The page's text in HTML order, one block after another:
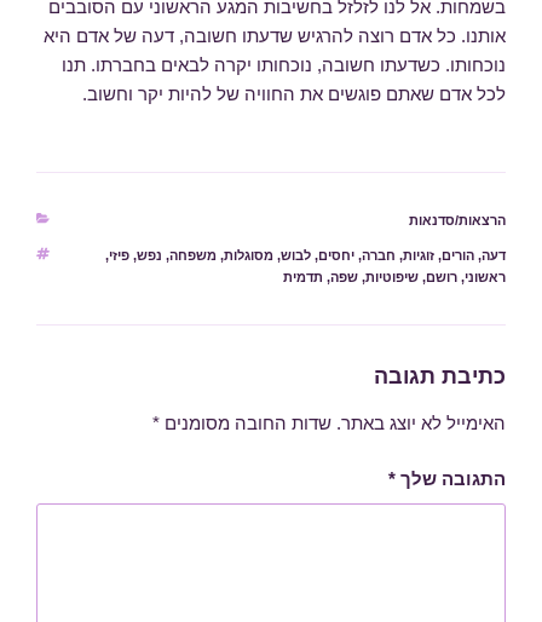
בשמחות. אל לנו לזלזל בחשיבות המגע הראשוני עם הסובבים
אותנו. כל אדם רוצה להרגיש שדעתו חשובה, דעה של אדם היא
נוכחותו. כשדעתו חשובה, נוכחותו יקרה לבאים בחברתו. תנו
לכל אדם שאתם פוגשים את החוויה של להיות יקר וחשוב.
קטגוריות
הרצאות/סדנאות
תגיות
דעה, הורים, זוגיות, חברה, יחסים, לבוש, מסוגלות, משפחה, נפש, פיזי,
ראשוני, רושם, שיפוטיות, שפה, תדמית
כתיבת תגובה
האימייל לא יוצג באתר. שדות החובה מסומנים *
התגובה שלך *